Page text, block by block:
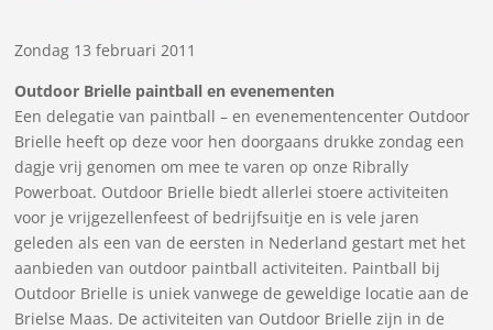
Zondag 13 februari 2011
Outdoor Brielle paintball en evenementen
Een delegatie van paintball – en evenementencenter Outdoor
Brielle heeft op deze voor hen doorgaans drukke zondag een
dagje vrij genomen om mee te varen op onze Ribrally
Powerboat. Outdoor Brielle biedt allerlei stoere activiteiten
voor je vrijgezellenfeest of bedrijfsuitje en is vele jaren
geleden als een van de eersten in Nederland gestart met het
aanbieden van outdoor paintball activiteiten. Paintball bij
Outdoor Brielle is uniek vanwege de geweldige locatie aan de
Brielse Maas. De activiteiten van Outdoor Brielle zijn in de